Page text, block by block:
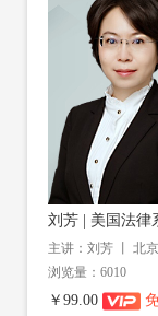
刘芳 | 美国法律
主讲：刘芳 丨 北
浏览量：6010
￥99.00